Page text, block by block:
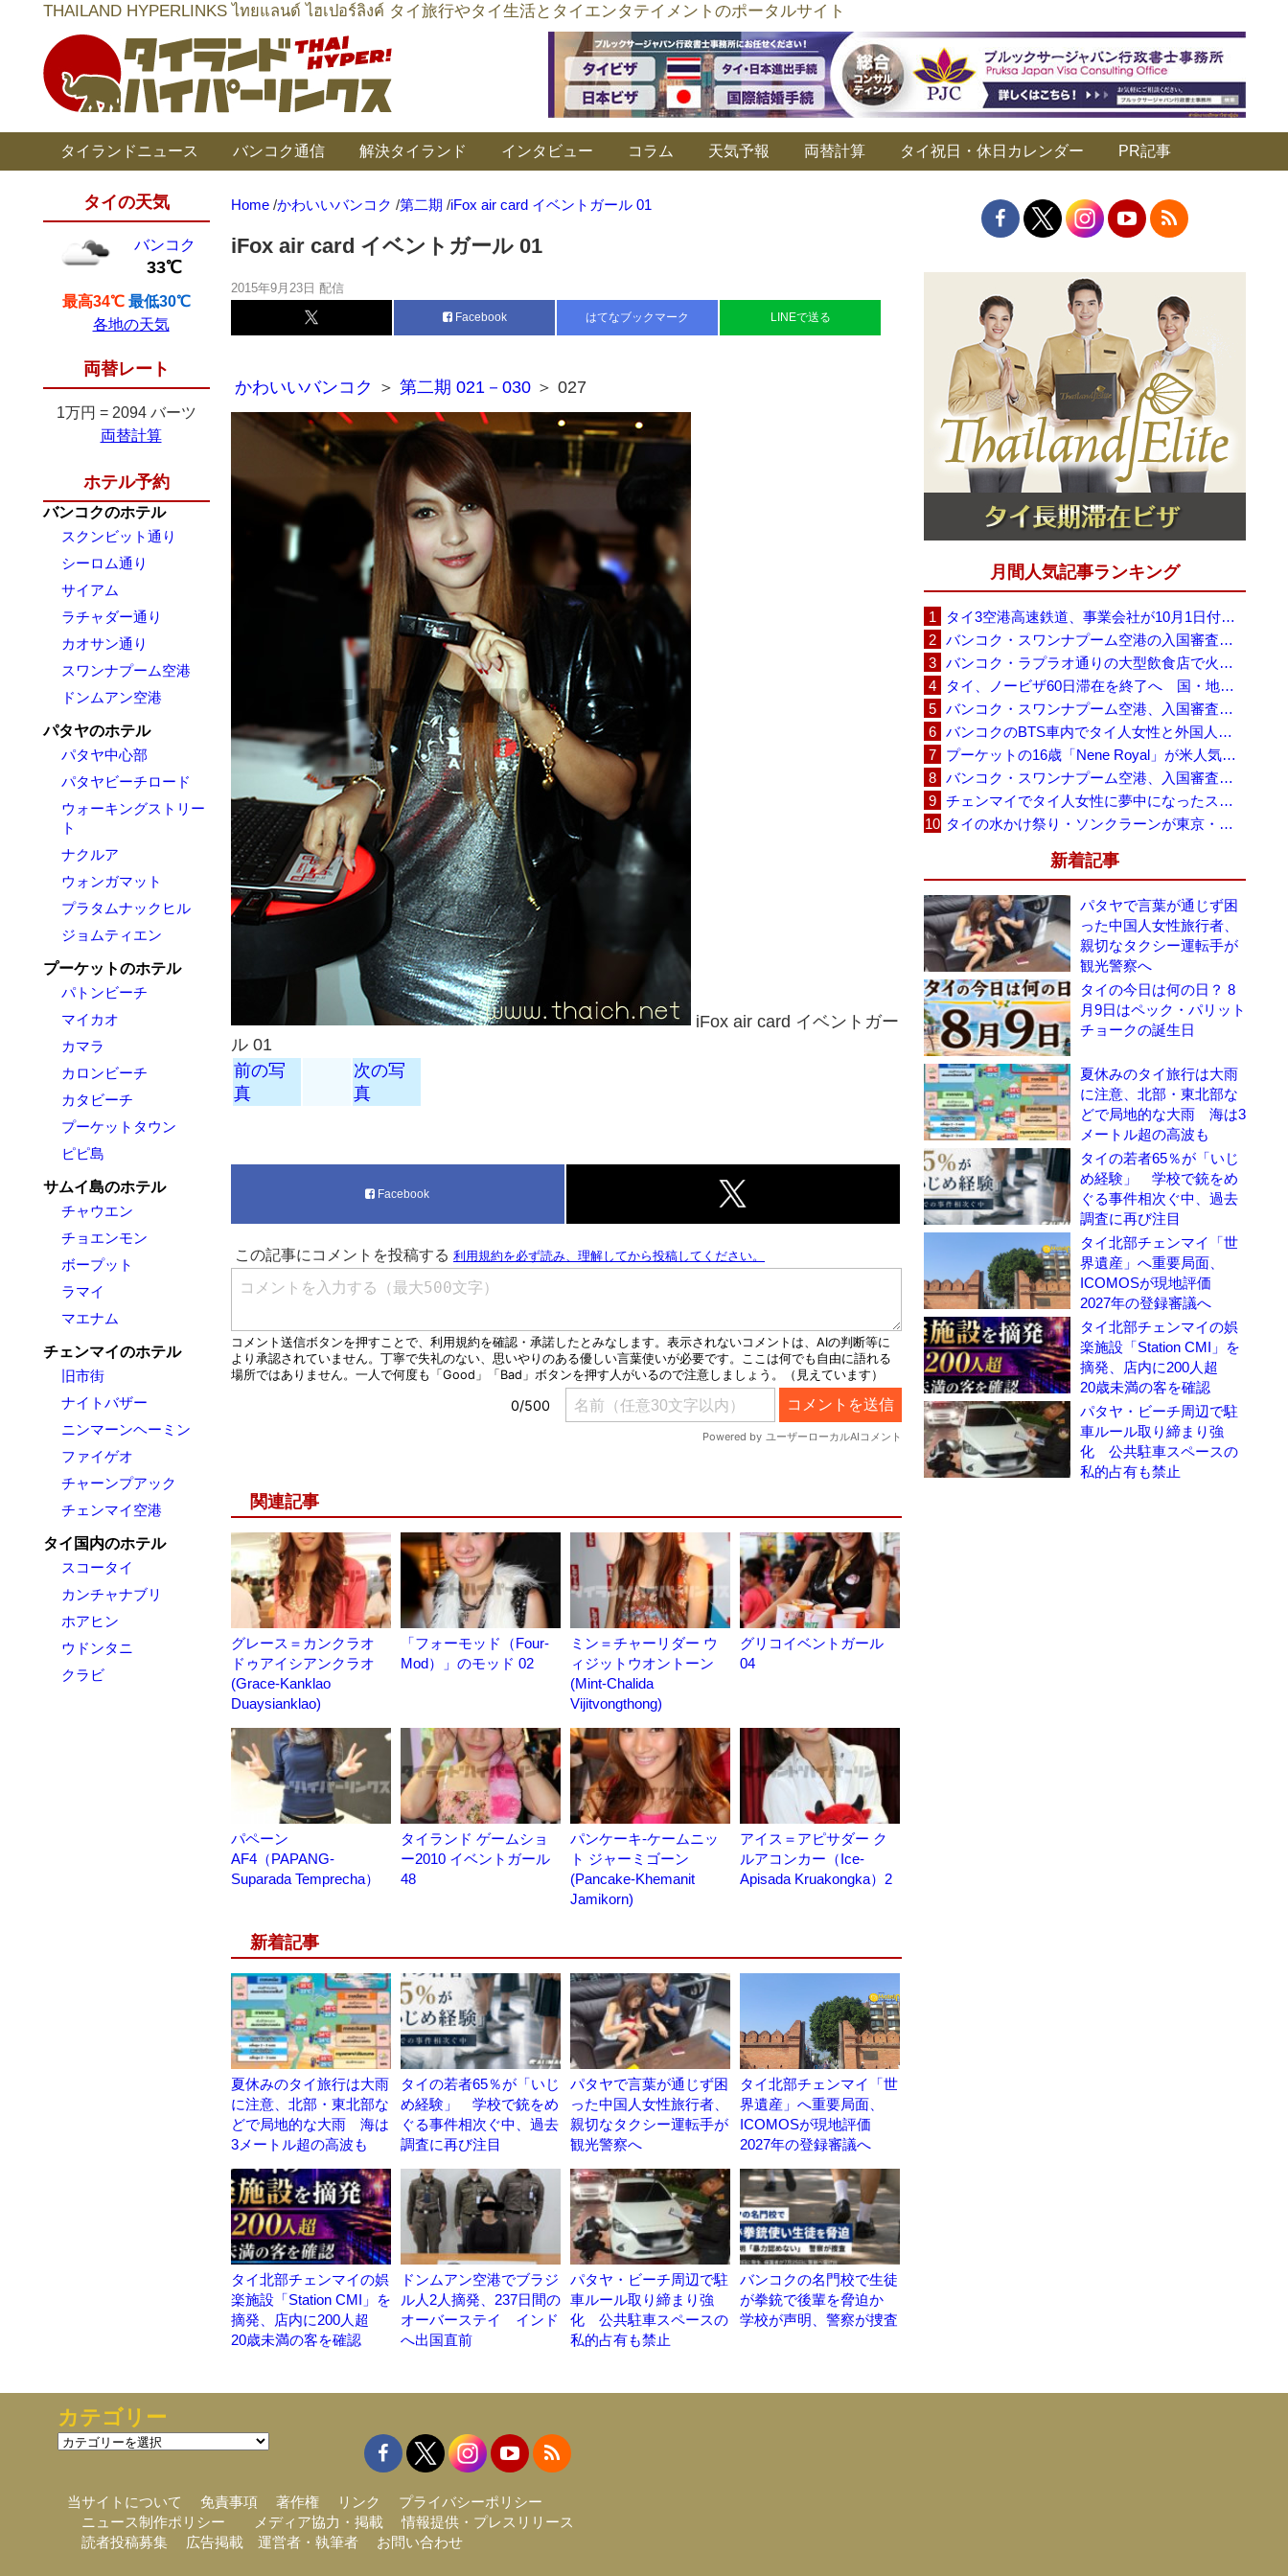
THAILAND HYPERLINKS ไทยแลนด์ ไฮเปอร์ลิงค์ タイ旅行やタイ生活とタイエンタテイメントのポータルサイト
タイランドニュース バンコク通信 解決タイランド インタビュー コラム 天気予報 両替計算 タイ祝日・休日カレンダー PR記事
タイの天気
バンコク
33℃
最高34℃ 最低30℃
各地の天気
両替レート
1万円 = 2094 バーツ
両替計算
ホテル予約
バンコクのホテル
スクンビット通り
シーロム通り
サイアム
ラチャダー通り
カオサン通り
スワンナプーム空港
ドンムアン空港
パタヤのホテル
パタヤ中心部
パタヤビーチロード
ウォーキングストリー
ト
ナクルア
ウォンガマット
プラタムナックヒル
ジョムティエン
プーケットのホテル
パトンビーチ
マイカオ
カマラ
カロンビーチ
カタビーチ
プーケットタウン
ピピ島
サムイ島のホテル
チャウエン
チョエンモン
ボープット
ラマイ
マエナム
チェンマイのホテル
旧市街
ナイトバザー
ニンマーンヘーミン
ファイゲオ
チャーンプアック
チェンマイ空港
タイ国内のホテル
スコータイ
カンチャナブリ
ホアヒン
ウドンタニ
クラビ
Home /かわいいバンコク /第二期 /iFox air card イベントガール 01
iFox air card イベントガール 01
2015年9月23日 配信
Facebook はてなブックマーク LINEで送る
かわいいバンコク ＞ 第二期 021－030 ＞ 027
iFox air card イベントガー
ル 01
前の写
真
次の写
真
Facebook
関連記事
グレース＝カンクラオ
ドゥアイシアンクラオ
(Grace-Kanklao
Duaysianklao)
「フォーモッド（Four-
Mod）」のモッド 02
ミン＝チャーリダー ウ
ィジットウオントーン
(Mint-Chalida
Vijitvongthong)
グリコイベントガール
04
パペーン
AF4（PAPANG-
Suparada Temprecha）
タイランド ゲームショ
ー2010 イベントガール
48
パンケーキ-ケームニッ
ト ジャーミゴーン
(Pancake-Khemanit
Jamikorn)
アイス＝アピサダー ク
ルアコンカー（Ice-
Apisada Kruakongka）2
新着記事
夏休みのタイ旅行は大雨
に注意、北部・東北部な
どで局地的な大雨 海は
3メートル超の高波も
タイの若者65％が「いじ
め経験」 学校で銃をめ
ぐる事件相次ぐ中、過去
調査に再び注目
パタヤで言葉が通じず困
った中国人女性旅行者、
親切なタクシー運転手が
観光警察へ
タイ北部チェンマイ「世
界遺産」へ重要局面、
ICOMOSが現地評価
2027年の登録審議へ
タイ北部チェンマイの娯
楽施設「Station CMI」を
摘発、店内に200人超
20歳未満の客を確認
ドンムアン空港でブラジ
ル人2人摘発、237日間の
オーバーステイ インド
へ出国直前
パタヤ・ビーチ周辺で駐
車ルール取り締まり強
化 公共駐車スペースの
私的占有も禁止
バンコクの名門校で生徒
が拳銃で後輩を脅迫か
学校が声明、警察が捜査
月間人気記事ランキング
タイ3空港高速鉄道、事業会社が10月1日付の契約終了を通知 「現時点での撤退決定ではない」
バンコク・スワンナプーム空港の入国審査に長蛇の列、SNSで「3～4時間待ち」との投稿が拡散
バンコク・ラプラオ通りの大型飲食店で火災、27人死亡・多数負傷
タイ、ノービザ60日滞在を終了へ 国・地域別に30日・15日へ再編
バンコク・スワンナプーム空港、入国審査で2～3時間待ちの時間帯も 審査厳格化と人員不足が影響か
バンコクのBTS車内でタイ人女性と外国人学生グループが口論、騒音めぐる動画が拡散
プーケットの16歳「Nene Royal」が米人気番組で圧巻の演奏、審査員4人全員が「Yes」
バンコク・スワンナプーム空港、入国審査の自動化ゲート拡充へ 2026年9月に第2段階
チェンマイでタイ人女性に夢中になったスウェーデン人男性、全財産を失い捨てられる
タイの水かけ祭り・ソンクラーンが東京・豊洲に、「BUBBLE SONGKRAN FESTIVAL 2026」8月1日から5日間
新着記事
パタヤで言葉が通じず困
った中国人女性旅行者、
親切なタクシー運転手が
観光警察へ
タイの今日は何の日？ 8
月9日はペック・パリット
チョークの誕生日
夏休みのタイ旅行は大雨
に注意、北部・東北部な
どで局地的な大雨 海は3
メートル超の高波も
タイの若者65％が「いじ
め経験」 学校で銃をめ
ぐる事件相次ぐ中、過去
調査に再び注目
タイ北部チェンマイ「世
界遺産」へ重要局面、
ICOMOSが現地評価
2027年の登録審議へ
タイ北部チェンマイの娯
楽施設「Station CMI」を
摘発、店内に200人超
20歳未満の客を確認
パタヤ・ビーチ周辺で駐
車ルール取り締まり強
化 公共駐車スペースの
私的占有も禁止
カテゴリー
カ
リ当サイトについて 免責事項 著作権 リンク
プライバシーポリシー
ニュース制作ポリシー
メディア協力・掲載
情報提供・プレスリリース
読者投稿募集
広告掲載 運営者・執筆者 お問い合わせ